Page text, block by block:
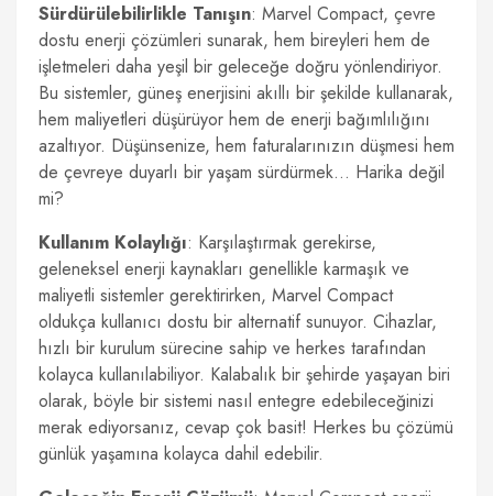
Sürdürülebilirlikle Tanışın: Marvel Compact, çevre
dostu enerji çözümleri sunarak, hem bireyleri hem de
işletmeleri daha yeşil bir geleceğe doğru yönlendiriyor.
Bu sistemler, güneş enerjisini akıllı bir şekilde kullanarak,
hem maliyetleri düşürüyor hem de enerji bağımlılığını
azaltıyor. Düşünsenize, hem faturalarınızın düşmesi hem
de çevreye duyarlı bir yaşam sürdürmek… Harika değil
mi?
Kullanım Kolaylığı: Karşılaştırmak gerekirse,
geleneksel enerji kaynakları genellikle karmaşık ve
maliyetli sistemler gerektirirken, Marvel Compact
oldukça kullanıcı dostu bir alternatif sunuyor. Cihazlar,
hızlı bir kurulum sürecine sahip ve herkes tarafından
kolayca kullanılabiliyor. Kalabalık bir şehirde yaşayan biri
olarak, böyle bir sistemi nasıl entegre edebileceğinizi
merak ediyorsanız, cevap çok basit! Herkes bu çözümü
günlük yaşamına kolayca dahil edebilir.